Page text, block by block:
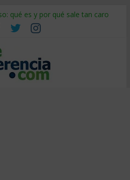
qué es y por qué sale tan caro
después del terremoto
liderar el cambio sin fracasar
con IA: qué cambia en el oficio
evitar que todos piensen igual